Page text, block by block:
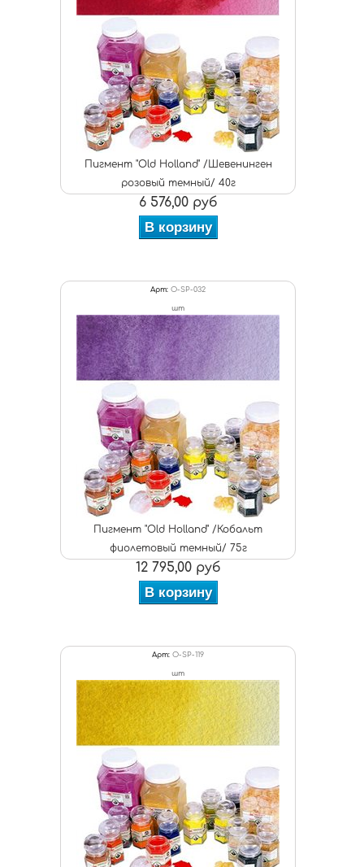
Пигмент "Old Holland" /Шевенинген
розовый темный/ 40г
6 576,00 руб
В корзину
Арт: O-SP-032
шт
Пигмент "Old Holland" /Кобальт
фиолетовый темный/ 75г
12 795,00 руб
В корзину
Арт: O-SP-119
шт